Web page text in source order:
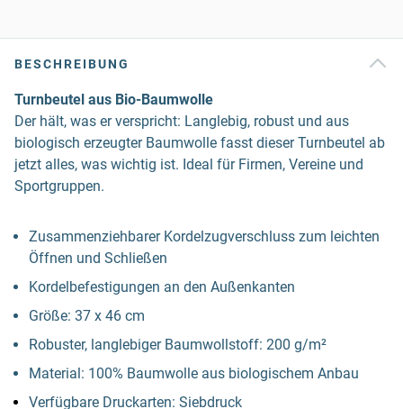
BESCHREIBUNG
Turnbeutel aus Bio-Baumwolle
Der hält, was er verspricht: Langlebig, robust und aus
biologisch erzeugter Baumwolle fasst dieser Turnbeutel ab
jetzt alles, was wichtig ist. Ideal für Firmen, Vereine und
Sportgruppen.
Zusammenziehbarer Kordelzugverschluss zum leichten
Öffnen und Schließen
Kordelbefestigungen an den Außenkanten
Größe: 37 x 46 cm
Robuster, langlebiger Baumwollstoff: 200 g/m²
Material: 100% Baumwolle aus biologischem Anbau
Verfügbare Druckarten: Siebdruck